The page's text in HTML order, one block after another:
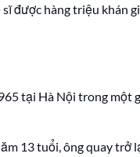
được hàng triệu khán
tại Hà Nội trong một
13 tuổi, ông quay